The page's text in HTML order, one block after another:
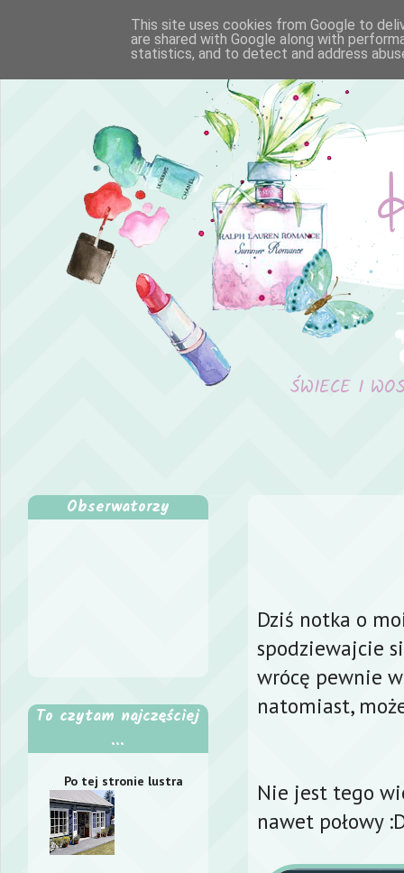
ŚWIECE I
Dziś notka o
spodziewajcie
wrócę pewnie
natomiast,
Nie jest tego
nawet połowy
Obserwatorzy
To czytam najczęściej
...
Po tej stronie lustra
This site uses cookies from Google to
are shared with Google along with
statistics, and to detect and address